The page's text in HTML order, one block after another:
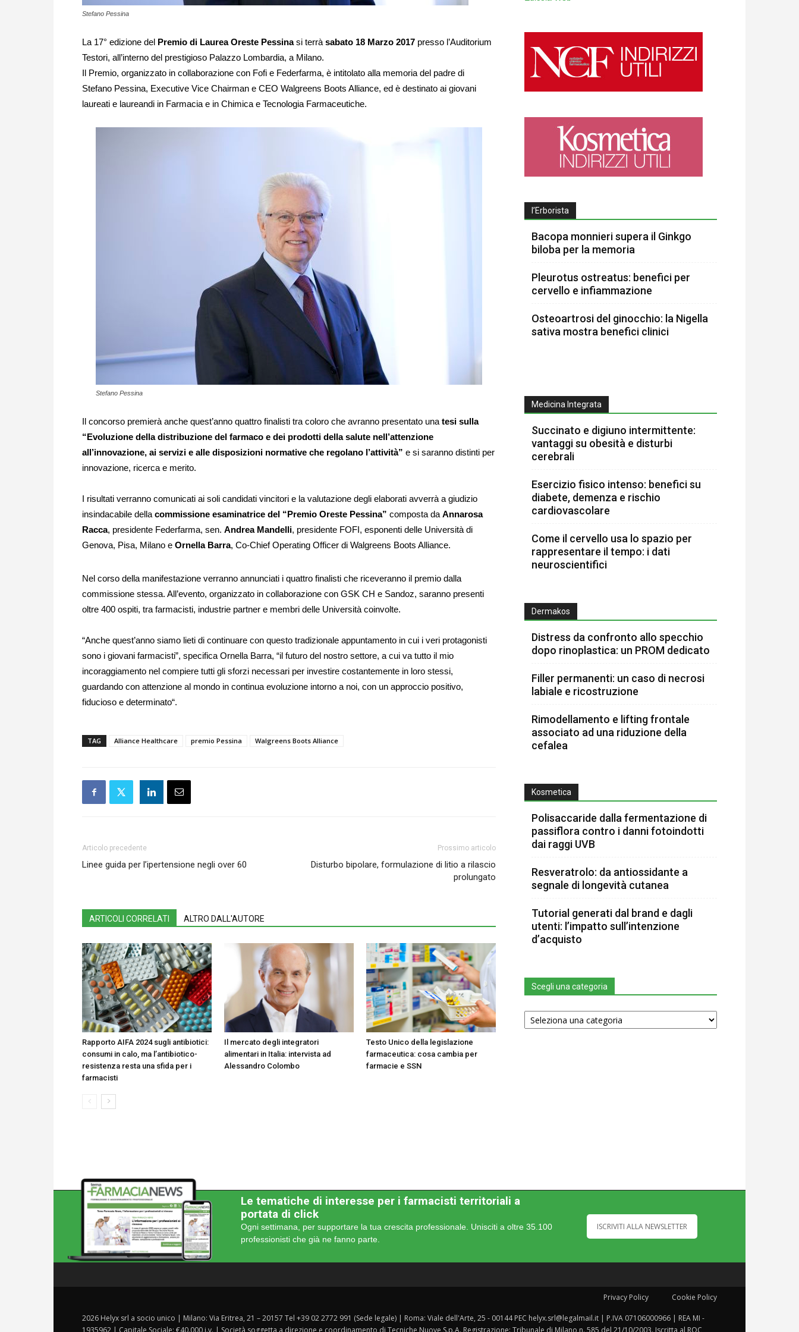
Stefano Pessina
La 17° edizione del Premio di Laurea Oreste Pessinasi terrà sabato 18 Marzo 2017 presso l’Auditorium
Testori, all’interno del prestigioso Palazzo Lombardia, a Milano.
Il Premio, organizzato in collaborazione con Fofi e Federfarma, è intitolato alla memoria del padre di
Stefano Pessina, Executive Vice Chairman e CEO Walgreens Boots Alliance, ed è destinato ai giovani
laureati e laureandi in Farmacia e in Chimica e Tecnologia Farmaceutiche.
Stefano Pessina
Il concorso premierà anche quest’anno quattro finalisti tra coloro che avranno presentato una tesi sulla
“Evoluzione della distribuzione del farmaco e dei prodotti della salute nell’attenzione
all’innovazione, ai servizi e alle disposizioni normative che regolano l’attività” e si saranno distinti per
innovazione, ricerca e merito.
I risultati verranno comunicati ai soli candidati vincitori e la valutazione degli elaborati avverrà a giudizio
insindacabile della commissione esaminatrice del “Premio Oreste Pessina” composta da Annarosa
Racca, presidente Federfarma, sen. Andrea Mandelli, presidente FOFI, esponenti delle Università di
Genova, Pisa, Milano e Ornella Barra, Co-Chief Operating Officer di Walgreens Boots Alliance.
Nel corso della manifestazione verranno annunciati i quattro finalisti che riceveranno il premio dalla
commissione stessa. All’evento, organizzato in collaborazione con GSK CH e Sandoz, saranno presenti
oltre 400 ospiti, tra farmacisti, industrie partner e membri delle Università coinvolte.
“Anche quest’anno siamo lieti di continuare con questo tradizionale appuntamento in cui i veri protagonisti
sono i giovani farmacisti”, specifica Ornella Barra, “il futuro del nostro settore, a cui va tutto il mio
incoraggiamento nel compiere tutti gli sforzi necessari per investire costantemente in loro stessi,
guardando con attenzione al mondo in continua evoluzione intorno a noi, con un approccio positivo,
fiducioso e determinato“.
TAG Alliance Healthcare premio Pessina Walgreens Boots Alliance
Articolo precedente
Linee guida per l’ipertensione negli over 60
Prossimo articolo
Disturbo bipolare, formulazione di litio a rilascio
prolungato
ARTICOLI CORRELATI ALTRO DALL'AUTORE
Rapporto AIFA 2024 sugli antibiotici:
consumi in calo, ma l’antibiotico-
resistenza resta una sfida per i
farmacisti
Il mercato degli integratori
alimentari in Italia: intervista ad
Alessandro Colombo
Testo Unico della legislazione
farmaceutica: cosa cambia per
farmacie e SSN
l’Erborista
Bacopa monnieri supera il Ginkgo
biloba per la memoria
Pleurotus ostreatus: benefici per
cervello e infiammazione
Osteoartrosi del ginocchio: la Nigella
sativa mostra benefici clinici
Medicina Integrata
Succinato e digiuno intermittente:
vantaggi su obesità e disturbi
cerebrali
Esercizio fisico intenso: benefici su
diabete, demenza e rischio
cardiovascolare
Come il cervello usa lo spazio per
rappresentare il tempo: i dati
neuroscientifici
Dermakos
Distress da confronto allo specchio
dopo rinoplastica: un PROM dedicato
Filler permanenti: un caso di necrosi
labiale e ricostruzione
Rimodellamento e lifting frontale
associato ad una riduzione della
cefalea
Kosmetica
Polisaccaride dalla fermentazione di
passiflora contro i danni fotoindotti
dai raggi UVB
Resveratrolo: da antiossidante a
segnale di longevità cutanea
Tutorial generati dal brand e dagli
utenti: l’impatto sull’intenzione
d’acquisto
Scegli una categoria
Scegli
una
Le tematiche di interesse per i farmacisti territoriali a
portata di click
Ogni settimana, per supportare la tua crescita professionale. Unisciti a oltre 35.100
professionisti che già ne fanno parte.
ISCRIVITI ALLA NEWSLETTER
Privacy Policy Cookie Policy
2026 Helyx srl a socio unico | Milano: Via Eritrea, 21 – 20157 Tel +39 02 2772 991 (Sede legale) | Roma: Viale dell'Arte, 25 - 00144 PEC helyx.srl@legalmail.it | P.IVA 07106000966 | REA MI -
1935962 | Capitale Sociale: €40.000 i.v. | Società soggetta a direzione e coordinamento di Tecniche Nuove S.p.A. Registrazione: Tribunale di Milano n. 585 del 21/10/2003. Iscritta al ROC